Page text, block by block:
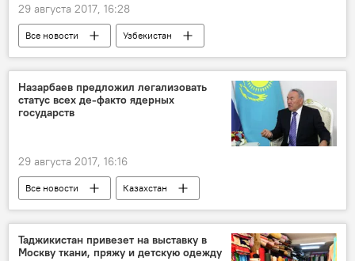
29 августа 2017, 16:28
Все новости
Узбекистан
Центральная Азия
Назарбаев предложил легализовать
статус всех де-факто ядерных
государств
29 августа 2017, 16:16
Все новости
Казахстан
Центральная Азия
Таджикистан привезет на выставку в
Москву ткани, пряжу и детскую одежду